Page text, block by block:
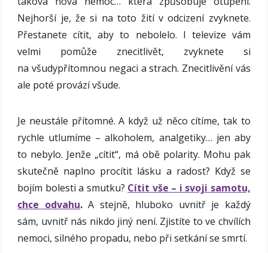
Nejhorší je, že si na toto žití v odcizení zvyknete.
Přestanete cítit, aby to nebolelo. I televize vám
velmi pomůže znecitlivět, zvyknete si
na všudypřítomnou negaci a strach. Znecitlivění vás
ale poté provází všude.
Je neustále přítomné. A když už něco cítíme, tak to
rychle utlumíme – alkoholem, analgetiky… jen aby
to nebylo. Jenže „cítit“, má obě polarity. Mohu pak
skutečně naplno procítit lásku a radost? Když se
bojím bolesti a smutku? Cítit vše – i svoji samotu,
chce odvahu.A stejně, hluboko uvnitř je každý
sám, uvnitř nás nikdo jiný není. Zjistíte to ve chvílích
nemoci, silného propadu, nebo při setkání se smrtí.